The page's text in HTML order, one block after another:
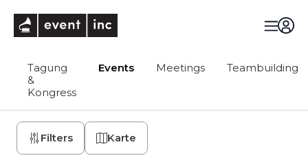
Tagung
&
Kongress
Events Meetings Teambuilding
Filters Karte